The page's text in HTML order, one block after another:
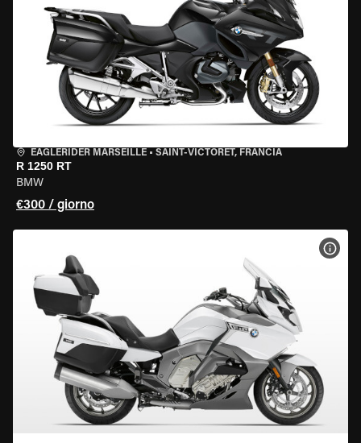
EAGLERIDER MARSEILLE • SAINT-VICTORET, FRANCIA
R 1250 RT
BMW
€300 / giorno